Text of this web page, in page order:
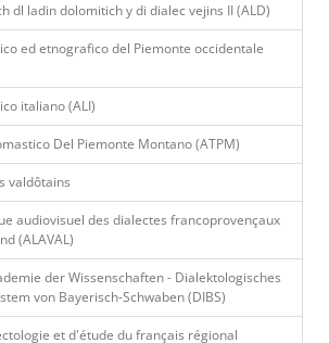
dl ladin dolomitich y di dialec vejins II (ALD)
ed etnografico del Piemonte occidentale
italiano (ALI)
Del Piemonte Montano (ATPM)
valdôtains
audiovisuel des dialectes francoprovençaux
(ALAVAL)
der Wissenschaften - Dialektologisches
von Bayerisch-Schwaben (DIBS)
et d'étude du français régional